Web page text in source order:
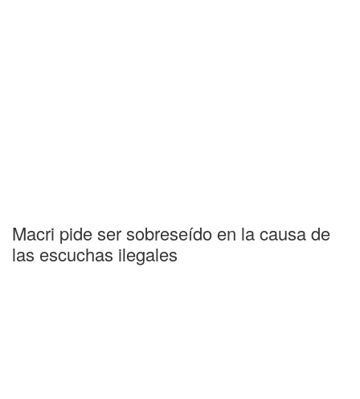
Macri pide ser sobreseído en la causa de
las escuchas ilegales